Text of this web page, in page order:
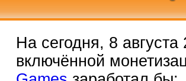
На сегодня, 8
включённой